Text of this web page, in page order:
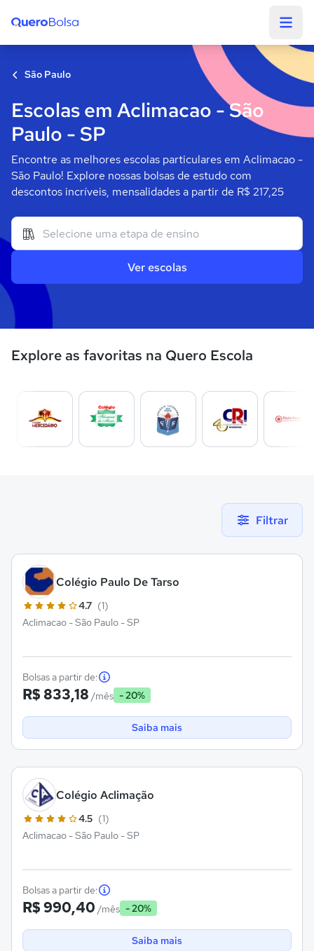
São Paulo
Escolas em Aclimacao - São
Paulo - SP
Encontre as melhores escolas particulares em Aclimacao -
São Paulo! Explore nossas bolsas de estudo com
descontos incríveis, mensalidades a partir de R$ 217,25
Ver escolas
Explore as favoritas na Quero Escola
Filtrar
Colégio Paulo De Tarso
4.7 (1)
Aclimacao - São Paulo - SP
Bolsas a partir de:
R$ 833,18 /mês - 20%
Saiba mais
Colégio Aclimação
4.5 (1)
Aclimacao - São Paulo - SP
Bolsas a partir de:
R$ 990,40 /mês - 20%
Saiba mais